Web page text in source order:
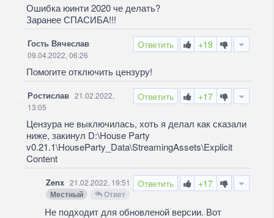
Ошибка юинти 2020 че делать?
Заранее СПАСИБА!!!
Ответить +19
Гость Вячеслав
09.04.2022, 06:26
Помогите отключить цензуру!
Ответить +17
Ростислав 21.02.2022,
13:05
Цензура не выключилась, хоть я делал как сказали
ниже, закинул D:\House Party
v0.21.1\HouseParty_Data\StreamingAssets\Explicit
Content
Ответить +17
Zenx 21.02.2022, 19:51
Местный Ответ
Не подходит для обновленой версии. Вот